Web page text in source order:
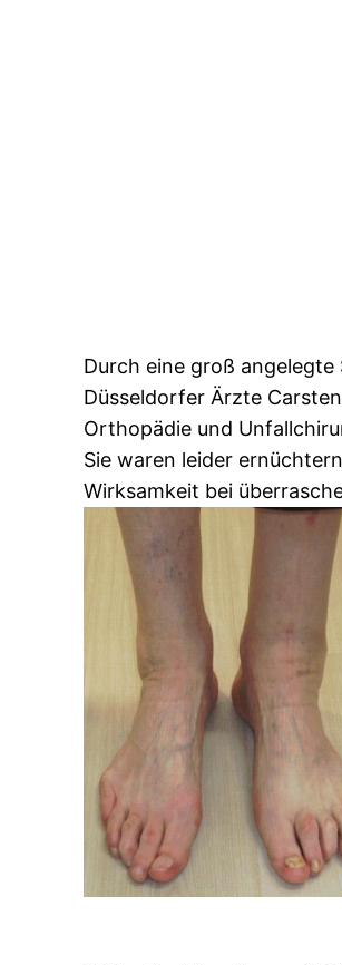
Durch eine groß
Düsseldorfer Ärzte
Orthopädie und
Sie waren leider
Wirksamkeit bei